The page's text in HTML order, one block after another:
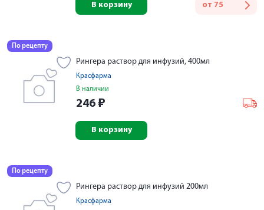
от 75
В корзину
По рецепту
Рингера раствор для инфузий, 400мл
Красфарма
В наличии
246 ₽
В корзину
По рецепту
Рингера раствор для инфузий 200мл
Красфарма